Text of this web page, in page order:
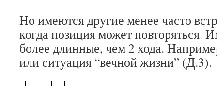
Но имеются другие менее часто
когда позиция может повторяться.
более длинные, чем 2 хода.
или ситуация “вечной жизни” (Д.3).